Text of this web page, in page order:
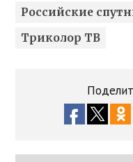
Российские
Триколор ТВ